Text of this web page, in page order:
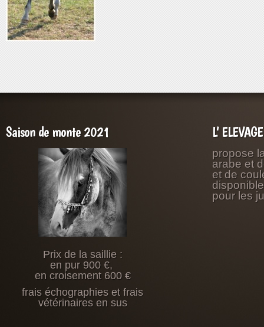
Saison de monte 2021
Prix de la saillie :
en pur 900 €,
en croisement 600 €
frais échographies et frais
vétérinaires en sus
L’
propose
arabe et
et de
pour les